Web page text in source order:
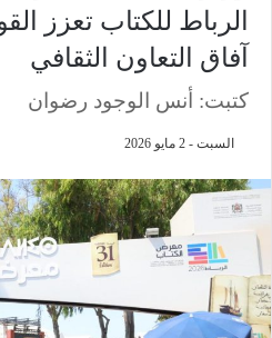
الرباط للكتاب تعزز
آفاق التعاون الثقافي
كتبت: أنس الوجود رضوان
السبت - 2 مايو 2026